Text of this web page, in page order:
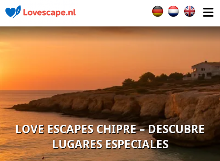
Seleccione su
LOVE ESCAPES CHIPRE – DESCUBRE
LUGARES ESPECIALES